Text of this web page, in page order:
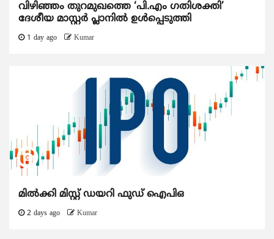
വിഴിഞ്ഞം തുറമുഖത്തെ ‘പി.എം ഗതിശക്തി’
ദേശീയ മാസ്റ്റർ പ്ലാനിൽ ഉൾപ്പെടുത്തി
1 day ago Kumar
മിൽക്കി മിസ്റ്റ് ഡയറി ഫുഡ് ഐപിഒ
2 days ago Kumar